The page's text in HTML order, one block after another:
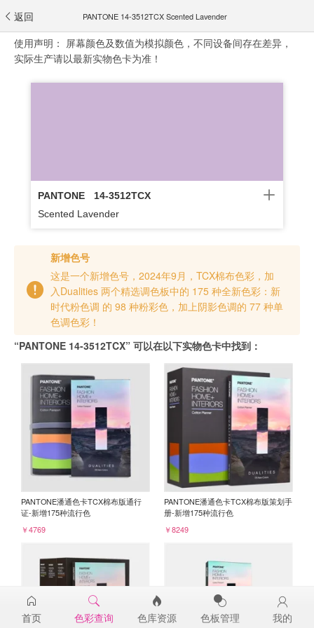
返回 PANTONE 14-3512TCX Scented Lavender
使用声明： 屏幕颜色及数值为模拟颜色，不同设备间存在差异，
实际生产请以最新实物色卡为准！
PANTONE
14-3512TCX
Scented Lavender
新增色号
这是一个新增色号，2024年9月，TCX棉布色彩，加
入Dualities 两个精选调色板中的 175 种全新色彩：新
时代粉色调 的 98 种粉彩色，加上阴影色调的 77 种单
色调色彩！
“PANTONE 14-3512TCX” 可以在以下实物色卡中找到：
PANTONE潘通色卡TCX棉布版通行
证-新增175种流行色
￥4769
PANTONE潘通色卡TCX棉布版策划手
册-新增175种流行色
￥8249
首页 色彩查询 色库资源 色板管理 我的